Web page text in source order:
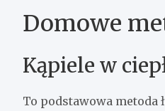
Domowe
Kąpiele w
To podstawowa metoda